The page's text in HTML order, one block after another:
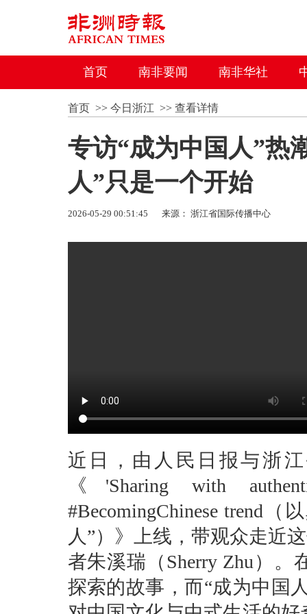
首页 南非要闻 南非华社
首页>> 今日浙江 >> 查看详情
专访“成为中国人”热
人”只是一个开始
2026-05-29 00:51:45 来源： 浙江省国际传播中心
近日，由人民日报与浙
《'Sharing with
#BecomingChinese trend
人”）》上线，带观众走近
者朱溪瑞（Sherry Zhu）
探索的故事，而“成为中国